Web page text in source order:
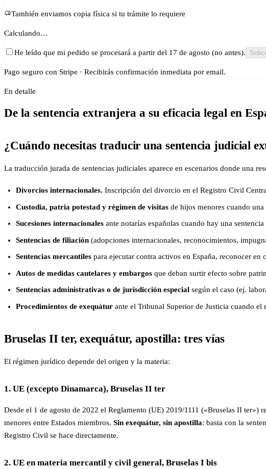
También enviamos copia física si tu trámite lo requiere
Calculando…
He leído que mi pedido se procesará a partir del 17 de agosto (no antes).
Pago seguro con Stripe · Recibirás confirmación inmediata por email.
En detalle
De la sentencia extranjera a su eficacia legal en
¿Cuándo necesitas traducir una sentencia judicial
La traducción jurada de sentencias judiciales aparece en escenarios donde una
Divorcios internacionales. Inscripción del divorcio en el Registro Civil
Custodia, patria potestad y régimen de visitasde hijos menores cuando una
Sucesiones internacionalesante notarías españolas cuando hay una
Sentencias de filiación(adopciones internacionales, reconocimientos,
Sentencias mercantilespara ejecutar contra activos en España, reconocer en
Autos de medidas cautelares y embargosque deban surtir efecto sobre
Sentencias administrativas o de jurisdicción especialsegún el caso (ej.
Procedimientos de exequáturante el Tribunal Superior de Justicia cuando
Bruselas II ter, exequátur, apostilla: tres vías
El régimen jurídico depende del origen y la materia:
1. UE (excepto Dinamarca), Bruselas II ter
Desde el 1 de agosto de 2022 el Reglamento (UE) 2019/1111 («Bruselas II
menores entre Estados miembros. Sin exequátur, sin apostilla: basta con la
Registro Civil se hace directamente.
2. UE en materia mercantil y civil general, Bruselas I bis